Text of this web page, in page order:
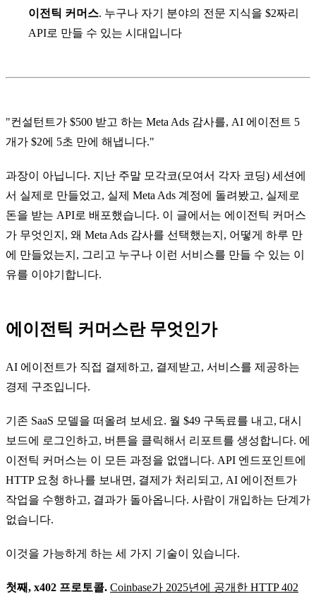
이전틱 커머스. 누구나 자기 분야의 전문 지식을 $2짜리
API로 만들 수 있는 시대입니다
"컨설턴트가 $500 받고 하는 Meta Ads 감사를, AI 에이전트 5
개가 $2에 5초 만에 해냅니다."
과장이 아닙니다. 지난 주말 모각코(모여서 각자 코딩) 세션에
서 실제로 만들었고, 실제 Meta Ads 계정에 돌려봤고, 실제로
돈을 받는 API로 배포했습니다. 이 글에서는 에이전틱 커머스
가 무엇인지, 왜 Meta Ads 감사를 선택했는지, 어떻게 하루 만
에 만들었는지, 그리고 누구나 이런 서비스를 만들 수 있는 이
유를 이야기합니다.
에이전틱 커머스란 무엇인가
AI 에이전트가 직접 결제하고, 결제받고, 서비스를 제공하는
경제 구조입니다.
기존 SaaS 모델을 떠올려 보세요. 월 $49 구독료를 내고, 대시
보드에 로그인하고, 버튼을 클릭해서 리포트를 생성합니다. 에
이전틱 커머스는 이 모든 과정을 없앱니다. API 엔드포인트에
HTTP 요청 하나를 보내면, 결제가 처리되고, AI 에이전트가
작업을 수행하고, 결과가 돌아옵니다. 사람이 개입하는 단계가
없습니다.
이것을 가능하게 하는 세 가지 기술이 있습니다.
첫째, x402 프로토콜. Coinbase가 2025년에 공개한 HTTP 402